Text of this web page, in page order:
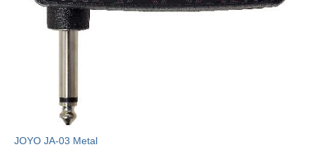
JOYO JA-03 Metal